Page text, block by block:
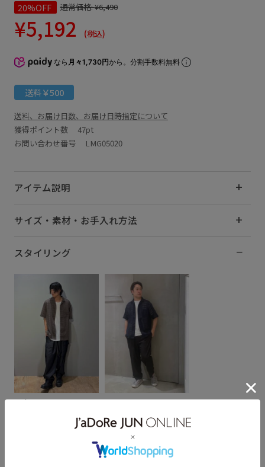
20%OFF 通常価格:¥6,490
¥5,192 (税込)
なら 月々1,730円から。分割手数料無料
送料￥500
送料、お届け日数、お届け日時指定について
獲得ポイント数 47pt
お問い合わせ番号 LMG05020
アイテム説明
サイズ・素材・お手入れ方法
スタイリング
Taka ナベ
181cm SIZE:LL